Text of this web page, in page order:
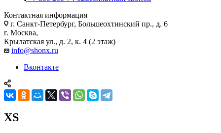
Контактная информация
г. Санкт-Петербург, Большеохтинский пр., д. 6
г. Москва,
Крылатская ул., д. 2, к. 4 (2 этаж)
info@shonx.ru
Вконтакте
XS